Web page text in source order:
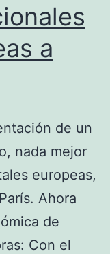
a
de un
nada mejor
europeas,
Ahora
de
Con el